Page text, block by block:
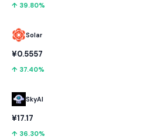
↑ 39.80%
Solar
¥0.5557
↑ 37.40%
SkyAI
¥17.17
↑ 36.30%